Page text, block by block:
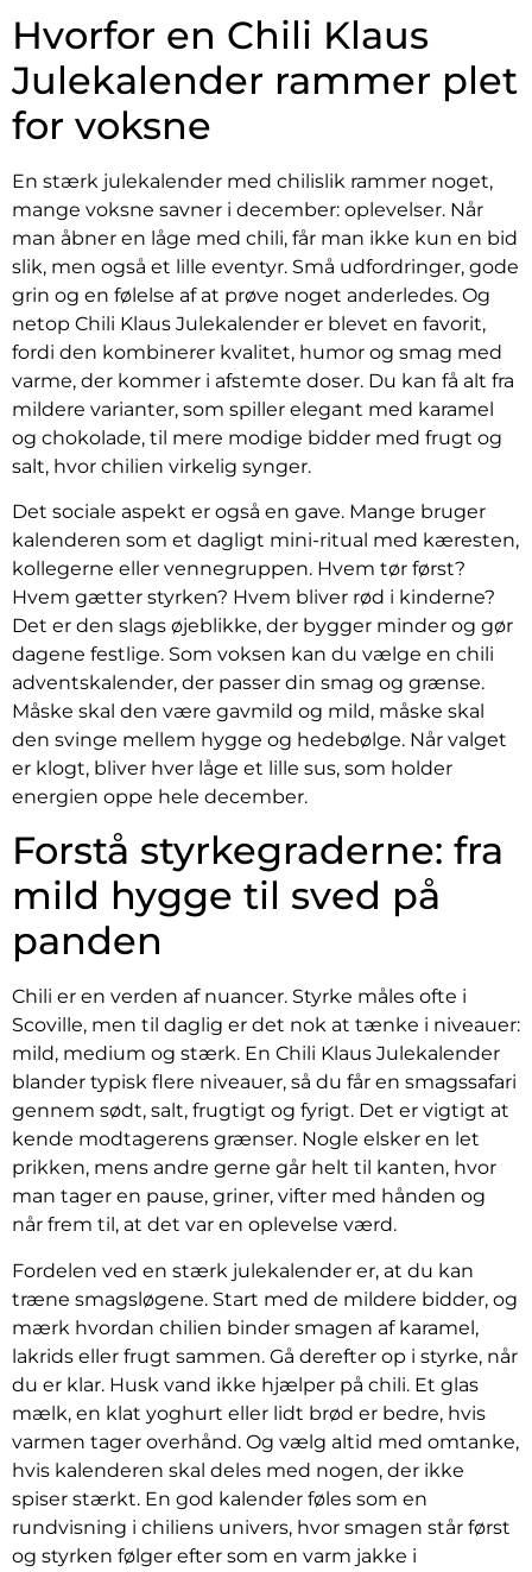
Hvorfor en Chili Klaus
Julekalender rammer plet
for voksne
En stærk julekalender med chilislik rammer noget,
mange voksne savner i december: oplevelser. Når
man åbner en låge med chili, får man ikke kun en bid
slik, men også et lille eventyr. Små udfordringer, gode
grin og en følelse af at prøve noget anderledes. Og
netop Chili Klaus Julekalender er blevet en favorit,
fordi den kombinerer kvalitet, humor og smag med
varme, der kommer i afstemte doser. Du kan få alt fra
mildere varianter, som spiller elegant med karamel
og chokolade, til mere modige bidder med frugt og
salt, hvor chilien virkelig synger.
Det sociale aspekt er også en gave. Mange bruger
kalenderen som et dagligt mini-ritual med kæresten,
kollegerne eller vennegruppen. Hvem tør først?
Hvem gætter styrken? Hvem bliver rød i kinderne?
Det er den slags øjeblikke, der bygger minder og gør
dagene festlige. Som voksen kan du vælge en chili
adventskalender, der passer din smag og grænse.
Måske skal den være gavmild og mild, måske skal
den svinge mellem hygge og hedebølge. Når valget
er klogt, bliver hver låge et lille sus, som holder
energien oppe hele december.
Forstå styrkegraderne: fra
mild hygge til sved på
panden
Chili er en verden af nuancer. Styrke måles ofte i
Scoville, men til daglig er det nok at tænke i niveauer:
mild, medium og stærk. En Chili Klaus Julekalender
blander typisk flere niveauer, så du får en smagssafari
gennem sødt, salt, frugtigt og fyrigt. Det er vigtigt at
kende modtagerens grænser. Nogle elsker en let
prikken, mens andre gerne går helt til kanten, hvor
man tager en pause, griner, vifter med hånden og
når frem til, at det var en oplevelse værd.
Fordelen ved en stærk julekalender er, at du kan
træne smagsløgene. Start med de mildere bidder, og
mærk hvordan chilien binder smagen af karamel,
lakrids eller frugt sammen. Gå derefter op i styrke, når
du er klar. Husk vand ikke hjælper på chili. Et glas
mælk, en klat yoghurt eller lidt brød er bedre, hvis
varmen tager overhånd. Og vælg altid med omtanke,
hvis kalenderen skal deles med nogen, der ikke
spiser stærkt. En god kalender føles som en
rundvisning i chiliens univers, hvor smagen står først
og styrken følger efter som en varm jakke i